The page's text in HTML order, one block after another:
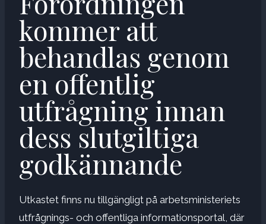
kommer att
behandlas genom
en offentlig
utfrågning innan
dess slutgiltiga
godkännande
Utkastet finns nu tillgängligt på arbetsministeriets
utfrågnings- och offentliga informationsportal, där